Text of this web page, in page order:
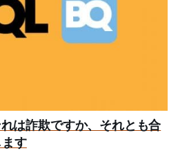
は詐欺ですか、それとも合
す